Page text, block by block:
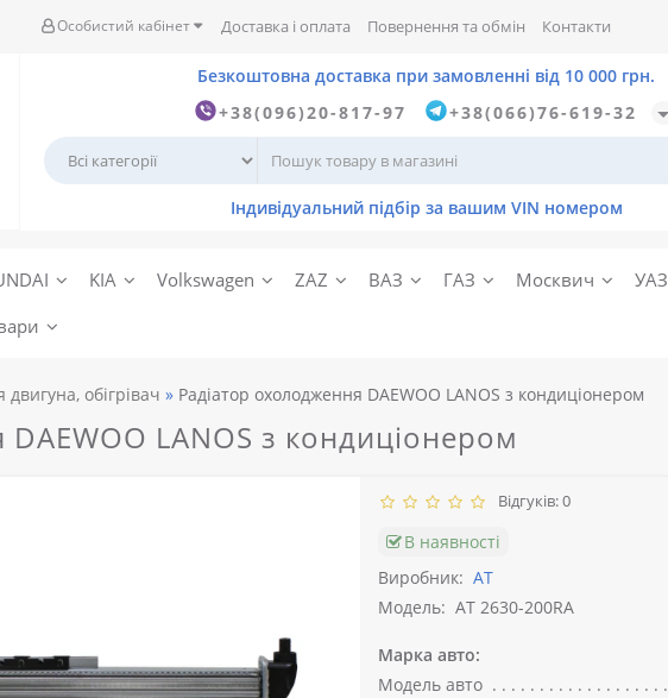
Особистий кабінет Доставка і оплата Повернення та обмін Контакти
+38(096)20-817-97 +38(066)76-619-32
KIA Volkswagen ZAZ ВАЗ ГАЗ Москвич УАЗ
обігрівач Радіатор охолодження DAEWOO LANOS з кондиціонером
LANOS з кондиціонером
Відгуків: 0
В наявності
Виробник: АТ
Модель: AT 2630-200RA
Марка авто:
Модель авто